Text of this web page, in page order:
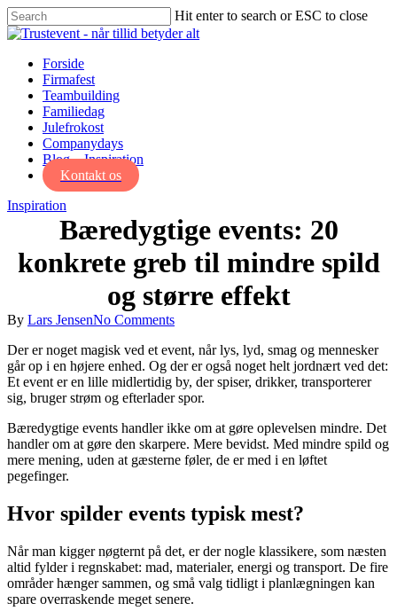
Skip
to
content
Hit enter to search or ESC to close
Close
Menu
Forside
Firmafest
Teambuilding
Familiedag
Julefrokost
Companydays
Blog – Inspiration
Kontakt os
Inspiration
Bæredygtige events: 20
konkrete greb til mindre spild
og større effekt
By Lars JensenNo Comments
Der er noget magisk ved et event, når lys, lyd, smag og mennesker
går op i en højere enhed. Og der er også noget helt jordnært ved det:
Et event er en lille midlertidig by, der spiser, drikker, transporterer
sig, bruger strøm og efterlader spor.
Bæredygtige events handler ikke om at gøre oplevelsen mindre. Det
handler om at gøre den skarpere. Mere bevidst. Med mindre spild og
mere mening, uden at gæsterne føler, de er med i en løftet
pegefinger.
Hvor spilder events typisk mest?
Når man kigger nøgternt på det, er der nogle klassikere, som næsten
altid fylder i regnskabet: mad, materialer, energi og transport. De fire
områder hænger sammen, og små valg tidligt i planlægningen kan
spare overraskende meget senere.